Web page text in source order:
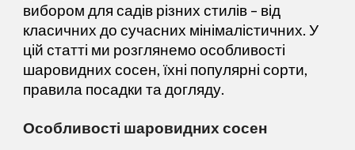
вибором для садів різних стилів – від
класичних до сучасних мінімалістичних. У
цій статті ми розглянемо особливості
шаровидних сосен, їхні популярні сорти,
правила посадки та догляду.
Особливості шаровидних сосен